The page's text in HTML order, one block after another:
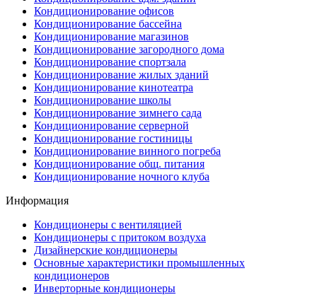
Кондиционирование офисов
Кондиционирование бассейна
Кондиционирование магазинов
Кондиционирование загородного дома
Кондиционирование спортзала
Кондиционирование жилых зданий
Кондиционирование кинотеатра
Кондиционирование школы
Кондиционирование зимнего сада
Кондиционирование серверной
Кондиционирование гостиницы
Кондиционирование винного погреба
Кондиционирование общ. питания
Кондиционирование ночного клуба
Информация
Кондиционеры с вентиляцией
Кондиционеры с притоком воздуха
Дизайнерские кондиционеры
Основные характеристики промышленных
кондиционеров
Инверторные кондиционеры